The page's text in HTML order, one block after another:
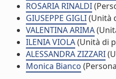
ROSARIA RINALDI
GIUSEPPE GIGLI(Unità
VALENTINA ARIMA
ILENIA VIOLA(Unità di
ALESSANDRA ZIZZARI
Monica Bianco